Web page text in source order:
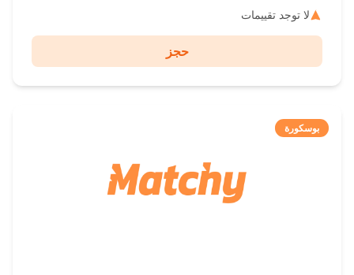
لا توجد تقييمات
حجز
بوسكورة